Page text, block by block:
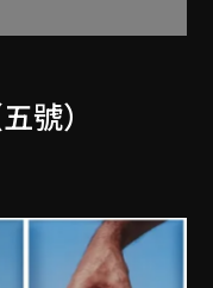
號）